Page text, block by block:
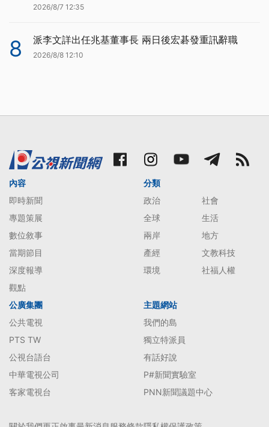
2026/8/7 12:35
8 派李文詳出任兆基董事長 兩日後宏碁發重訊辭職
2026/8/8 12:10
內容
即時新聞
專題策展
數位敘事
當期節目
深度報導
觀點
分類
政治
社會
全球
生活
兩岸
地方
產經
文教科技
環境
社福人權
公廣集團
公共電視
PTS TW
公視台語台
中華電視公司
客家電視台
主題網站
我們的島
獨立特派員
有話好說
P#新聞實驗室
PNN新聞議題中心